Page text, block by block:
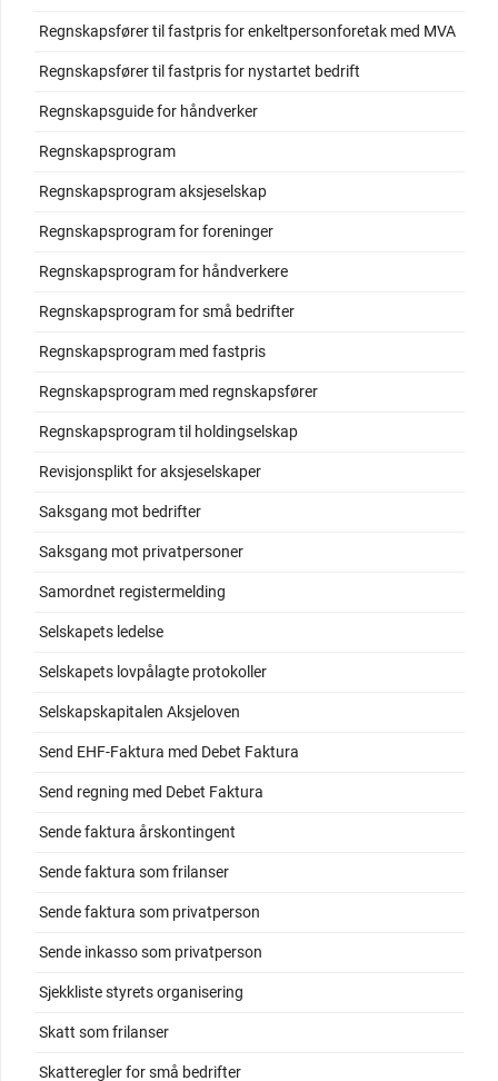
Regnskapsfører til fastpris for enkeltpersonforetak med MVA
Regnskapsfører til fastpris for nystartet bedrift
Regnskapsguide for håndverker
Regnskapsprogram
Regnskapsprogram aksjeselskap
Regnskapsprogram for foreninger
Regnskapsprogram for håndverkere
Regnskapsprogram for små bedrifter
Regnskapsprogram med fastpris
Regnskapsprogram med regnskapsfører
Regnskapsprogram til holdingselskap
Revisjonsplikt for aksjeselskaper
Saksgang mot bedrifter
Saksgang mot privatpersoner
Samordnet registermelding
Selskapets ledelse
Selskapets lovpålagte protokoller
Selskapskapitalen Aksjeloven
Send EHF-Faktura med Debet Faktura
Send regning med Debet Faktura
Sende faktura årskontingent
Sende faktura som frilanser
Sende faktura som privatperson
Sende inkasso som privatperson
Sjekkliste styrets organisering
Skatt som frilanser
Skatteregler for små bedrifter